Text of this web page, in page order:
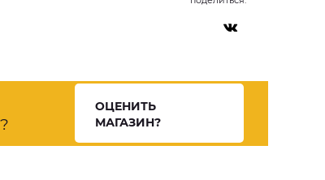
ОЦЕНИТЬ
МАГАЗИН?